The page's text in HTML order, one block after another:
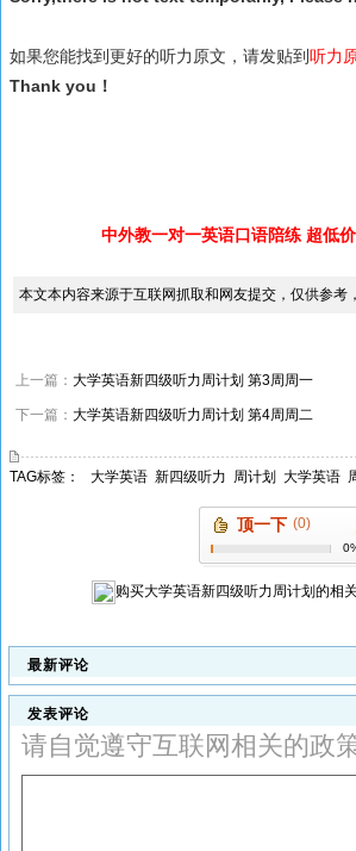
如果您能找到更好的听力原文，请发贴到听力
Thank you！
中外教一对一英语口语陪练 超低价
本文本内容来源于互联网抓取和网友提交，仅供参
上一篇： 大学英语新四级听力周计划 第3周周一
下一篇： 大学英语新四级听力周计划 第4周周二
TAG标签： 大学英语 新四级听力 周计划 大学英语
顶一下 (0)
购买大学英语新四级听力周计划 的相
最新评论
发表评论
请自觉遵守互联网相关的政